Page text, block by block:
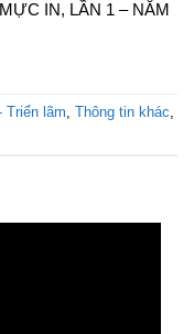
IN, LẦN 1 – NĂM
Triển lãm, Thông tin khác,